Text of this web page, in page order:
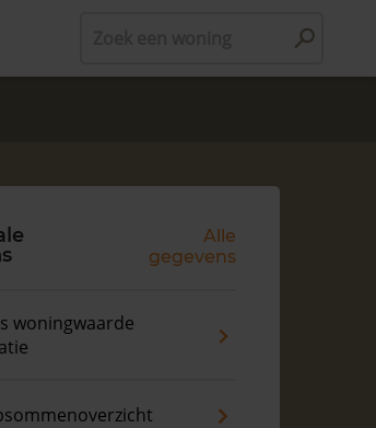
Alle
gegevens
woningwaarde